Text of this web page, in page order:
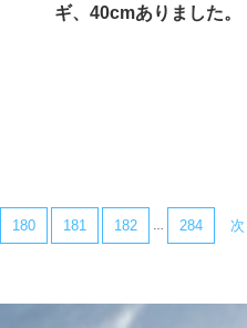
ギ、40cmありました。
180 181 182 284
次